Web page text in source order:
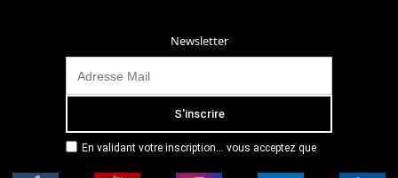
Newsletter
En validant votre inscription... vous acceptez que